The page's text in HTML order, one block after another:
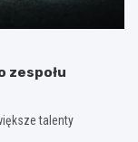
zespołu
talenty